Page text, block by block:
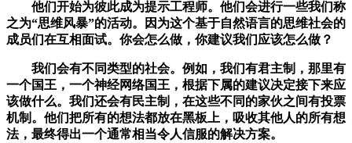
他们开始为彼此成为提示工程师。他们会进行一些我们称
之为“思维风暴”的活动。因为这个基于自然语言的思维社会的
成员们在互相面试。你会怎么做，你建议我们应该怎么做？
我们会有不同类型的社会。例如，我们有君主制，那里有
一个国王，一个神经网络国王，根据下属的建议决定接下来应
该做什么。我们还会有民主制，在这些不同的家伙之间有投票
机制。他们把所有的想法都放在黑板上，吸收其他人的所有想
法，最终得出一个通常相当令人信服的解决方案。